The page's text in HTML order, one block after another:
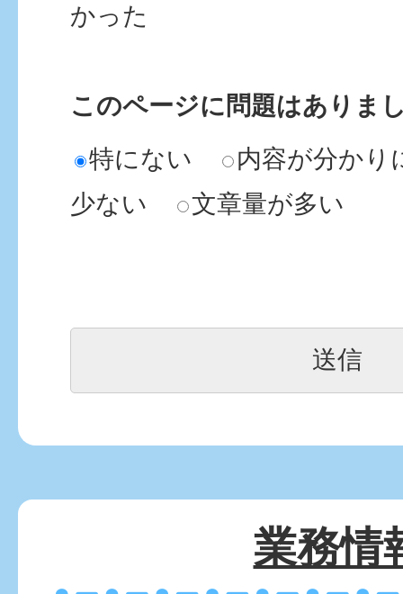
かった
このページに問題はありま
特にない
内容が分かり
少ない
文章量が多い
業務情